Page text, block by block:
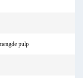
pulp